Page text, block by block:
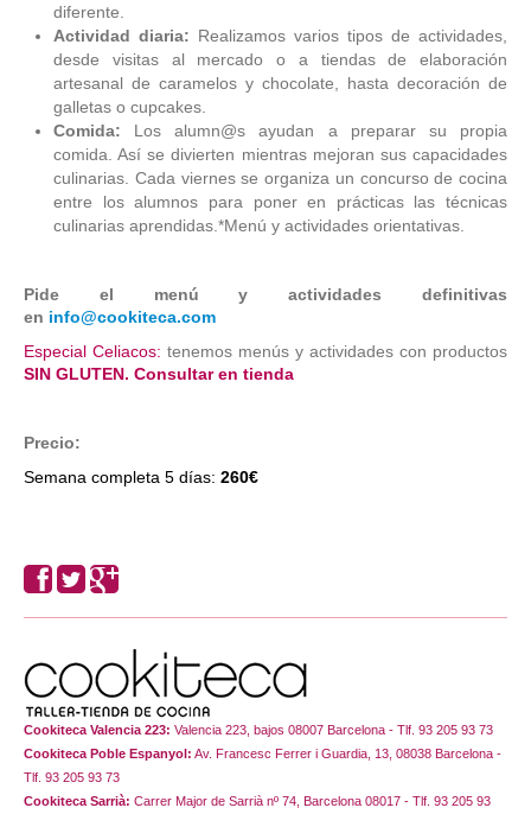
diferente.
Actividad diaria: Realizamos varios tipos de actividades,
desde visitas al mercado o a tiendas de elaboración
artesanal de caramelos y chocolate, hasta decoración de
galletas o cupcakes.
Comida: Los alumn@s ayudan a preparar su propia
comida. Así se divierten mientras mejoran sus capacidades
culinarias. Cada viernes se organiza un concurso de cocina
entre los alumnos para poner en prácticas las técnicas
culinarias aprendidas.*Menú y actividades orientativas.
Pide el menú y actividades definitivas
en info@cookiteca.com
Especial Celiacos: tenemos menús y actividades con productos
SIN GLUTEN. Consultar en tienda
Precio:
Semana completa 5 días: 260€
Cookiteca Valencia 223: Valencia 223, bajos 08007 Barcelona - Tlf. 93 205 93 73
Cookiteca Poble Espanyol: Av. Francesc Ferrer i Guardia, 13, 08038 Barcelona -
Tlf. 93 205 93 73
Cookiteca Sarrià: Carrer Major de Sarrià nº 74, Barcelona 08017 - Tlf. 93 205 93